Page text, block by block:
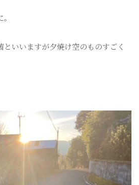
いいますが夕焼け空のものすごく